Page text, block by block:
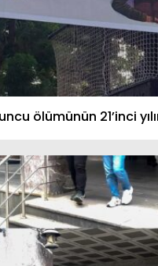
ölümünün 21’inci